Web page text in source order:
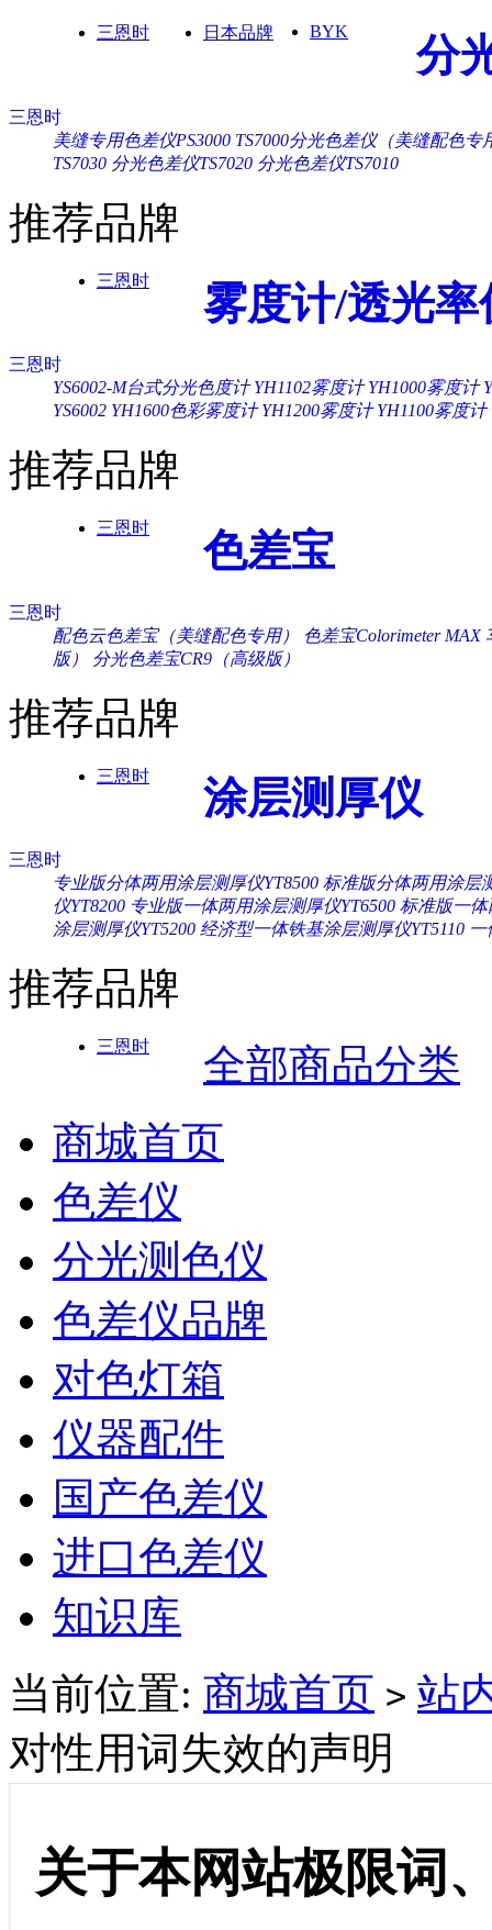
三恩时 日本品牌 BYK 分
三恩时
美缝专用色差仪PS3000 TS7000分光色差仪（美缝配色专
TS7030 分光色差仪TS7020 分光色差仪TS7010
推荐品牌
三恩时 雾度计/透光率
三恩时
YS6002-M台式分光色度计 YH1102雾度计 YH1000雾度计
YS6002 YH1600色彩雾度计 YH1200雾度计 YH1100雾度计
推荐品牌
三恩时 色差宝
三恩时
配色云色差宝（美缝配色专用）
色差宝Colorimeter MAX
版）
分光色差宝CR9（高级版）
推荐品牌
三恩时 涂层测厚仪
三恩时
专业版分体两用涂层测厚仪YT8500 标准版分体两用涂层
仪YT8200 专业版一体两用涂层测厚仪YT6500 标准版一体
涂层测厚仪YT5200 经济型一体铁基涂层测厚仪YT5110 一
推荐品牌
三恩时
全部商品分类
商城首页
色差仪
分光测色仪
色差仪品牌
对色灯箱
仪器配件
国产色差仪
进口色差仪
知识库
当前位置: 商城首页 > 站
对性用词失效的声明
关于本网站极限词